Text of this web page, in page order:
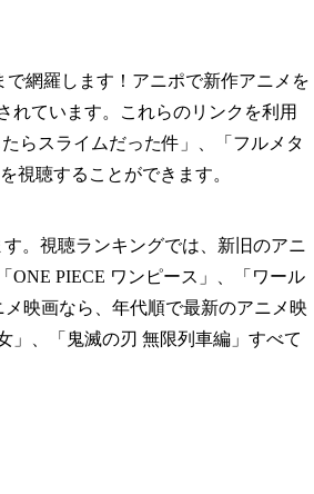
網羅します！アニポで新作アニメを
れています。これらのリンクを利用
らスライムだった件」、「フルメタ
視聴することができます。
。視聴ランキングでは、新旧のアニ
ONE PIECE ワンピース」、「ワール
映画なら、年代順で最新のアニメ映
」、「鬼滅の刃 無限列車編」すべて